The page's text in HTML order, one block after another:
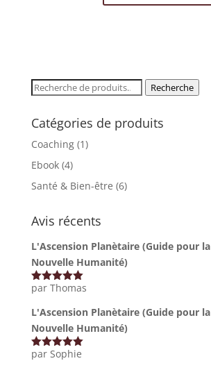
Recherche
Recherche
Catégories de produits
Coaching (1)
Ebook (4)
Santé & Bien-être (6)
Avis récents
L'Ascension Planètaire (Guide pour la
Nouvelle Humanité)
Note 5sur
par Thomas
L'Ascension Planètaire (Guide pour la
Nouvelle Humanité)
Note5sur
par Sophie